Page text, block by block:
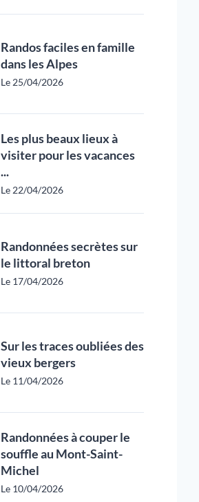
Randos faciles en famille
dans les Alpes
Le 25/04/2026
Les plus beaux lieux à
visiter pour les vacances
...
Le 22/04/2026
Randonnées secrètes sur
le littoral breton
Le 17/04/2026
Sur les traces oubliées des
vieux bergers
Le 11/04/2026
Randonnées à couper le
souffle au Mont-Saint-
Michel
Le 10/04/2026